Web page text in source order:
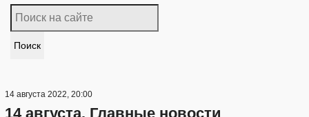
Поиск
14 августа 2022, 20:00
14 августа. Главные новости